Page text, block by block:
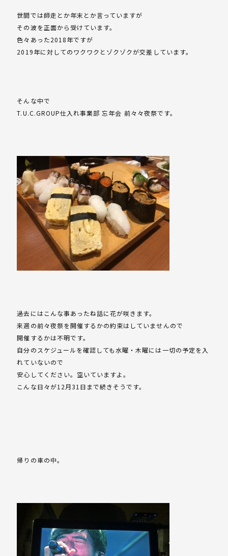
世間では師走とか年末とか言っていますが
その波を正面から受けています。
色々あった2018年ですが
2019年に対してのワクワクとゾクゾクが交差しています。
そんな中で
T.U.C.GROUP仕入れ事業部 忘年会 前々々夜祭です。
過去にはこんな事あったね話に花が咲きます。
来週の前々夜祭を開催するかの約束はしていませんので
開催するかは不明です。
自分のスケジュールを確認しても水曜・木曜には一切の予定を入
れていないので
安心してください。空いていますよ。
こんな日々が12月31日まで続きそうです。
帰りの車の中。